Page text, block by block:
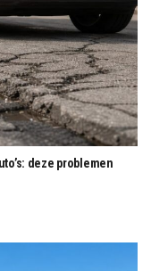
deze problemen